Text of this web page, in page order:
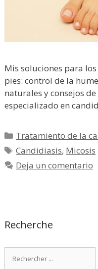
Mis soluciones para
pies: control de la
naturales y consejos
especializado en
Categorías
Tratamiento de la
Etiquetas
Candidiasis, Micosis
Deja un comentario
Recherche